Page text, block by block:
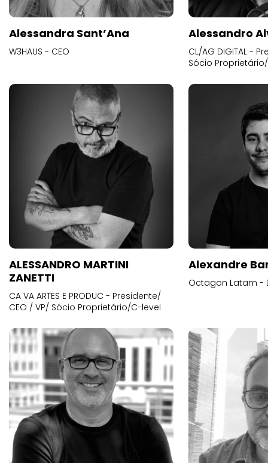
Alessandra Sant’Ana
W3HAUS - CEO
Alessandro
CL/AG DIGITAL -
Sócio
ALESSANDRO MARTINI
ZANETTI
CA VA ARTES E PRODUC - Presidente/
CEO / VP/ Sócio Proprietário/C-level
Alexandre
Octagon Latam -